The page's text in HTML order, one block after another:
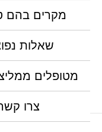
יישור
יישור שיניים
יישור
מקרים בהם
שאלות
מטופלים
צרו